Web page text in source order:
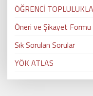
ÖĞRENCİ
Öneri ve Şikayet Formu
Sık Sorulan Sorular
YÖK ATLAS